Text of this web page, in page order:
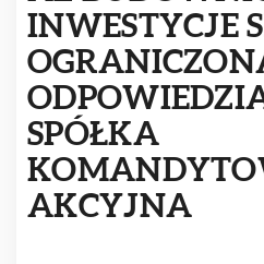
INWESTYCJE
SPÓŁKA
AKCYJNA